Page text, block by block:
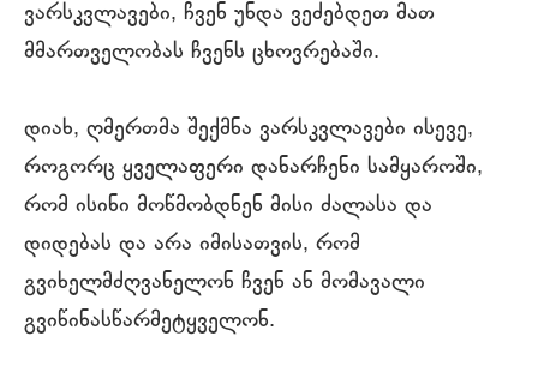
ვარსკვლავები, ჩვენ უნდა ვეძებდეთ მათ
მმართველობას ჩვენს ცხოვრებაში.
დიახ, ღმერთმა შექმნა ვარსკვლავები ისევე,
როგორც ყველაფერი დანარჩენი სამყაროში,
რომ ისინი მოწმობდნენ მისი ძალასა და
დიდებას და არა იმისათვის, რომ
გვიხელმძღვანელონ ჩვენ ან მომავალი
გვიწინასწარმეტყველონ.